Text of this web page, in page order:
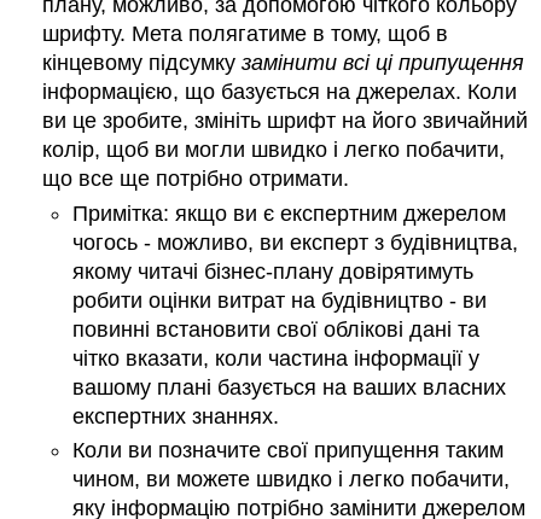
плану, можливо, за допомогою чіткого кольору
шрифту. Мета полягатиме в тому, щоб в
кінцевому підсумкузамінити всі ці припущення
інформацією, що базується на джерелах. Коли
ви це зробите, змініть шрифт на його звичайний
колір, щоб ви могли швидко і легко побачити,
що все ще потрібно отримати.
Примітка: якщо ви є експертним джерелом
чогось - можливо, ви експерт з будівництва,
якому читачі бізнес-плану довірятимуть
робити оцінки витрат на будівництво - ви
повинні встановити свої облікові дані та
чітко вказати, коли частина інформації у
вашому плані базується на ваших власних
експертних знаннях.
Коли ви позначите свої припущення таким
чином, ви можете швидко і легко побачити,
яку інформацію потрібно замінити джерелом